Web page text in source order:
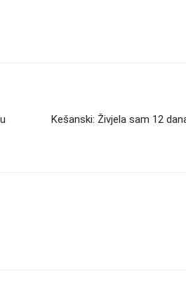
Kešanski: Živjela sam 12